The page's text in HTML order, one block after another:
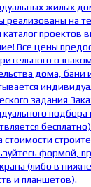
жилых
реализованы на
проектов
Все цены
дома, бани
задания
подбора
стоимости
формой,
(либо в
и планшетов).